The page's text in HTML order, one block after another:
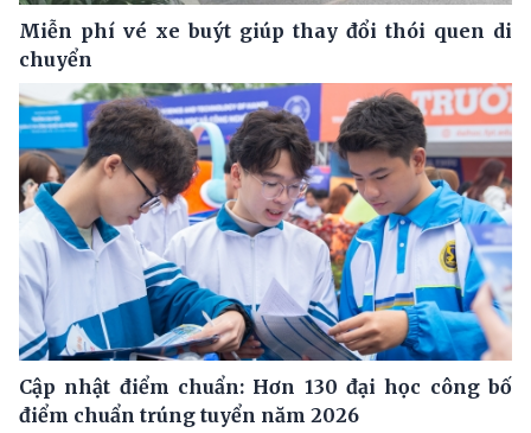
Miễn phí vé xe buýt giúp thay đổi thói quen di
chuyển
Cập nhật điểm chuẩn: Hơn 130 đại học công bố
điểm chuẩn trúng tuyển năm 2026